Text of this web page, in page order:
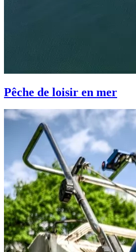
Pêche de loisir en mer